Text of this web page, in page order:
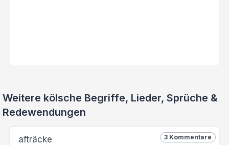
Weitere kölsche Begriffe, Lieder, Sprüche &
Redewendungen
3 Kommentare
afträcke